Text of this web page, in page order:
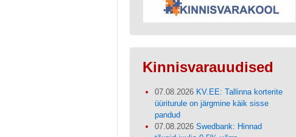
Kinnisvarauudised
07.08.2026 KV.EE: Tallinna korterite
üüriturule on järgmine käik sisse
pandud
07.08.2026Swedbank: Hinnad